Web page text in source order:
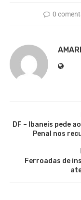
0
DF – Ibaneis pede
Penal nos
Ferroadas de